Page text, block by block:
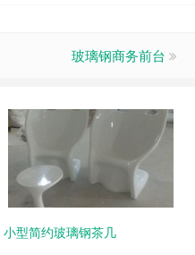
玻璃钢商务前台
小型简约玻璃钢茶几